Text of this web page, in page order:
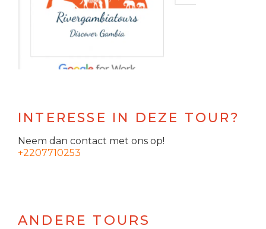
INTERESSE IN DEZE TOUR?
Neem dan contact met ons op!
+2207710253
ANDERE TOURS